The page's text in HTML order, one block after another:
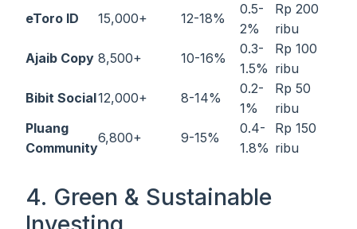
eToro ID 15,000+ 12-18%
0.5-
2%
Rp 200
ribu
Ajaib Copy 8,500+ 10-16%
0.3-
1.5%
Rp 100
ribu
Bibit Social12,000+ 8-14%
0.2-
1%
Rp 50
ribu
Pluang
Community
6,800+ 9-15%
0.4-
1.8%
Rp 150
ribu
4. Green & Sustainable